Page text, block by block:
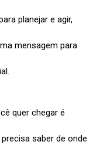
planejar e agir,
mensagem para
quer chegar é
saber de onde